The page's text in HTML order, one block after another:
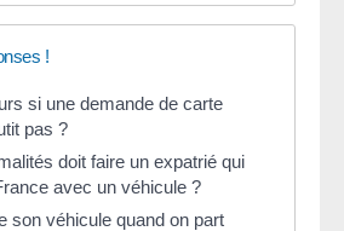
!
si une demande de carte
pas ?
doit faire un expatrié qui
avec un véhicule ?
son véhicule quand on part